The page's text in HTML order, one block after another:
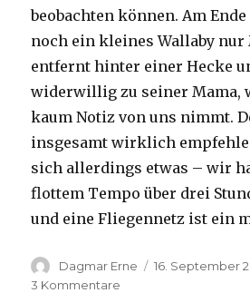
beobachten können. Am
noch ein kleines Wallaby nur
entfernt hinter einer Hecke
widerwillig zu seiner Mama,
kaum Notiz von uns nimmt.
insgesamt wirklich
sich allerdings etwas – wir
flottem Tempo über drei
und eine Fliegennetz ist ein
Autor
Dagmar Erne
Veröffentlicht
16. September
3 Kommentare